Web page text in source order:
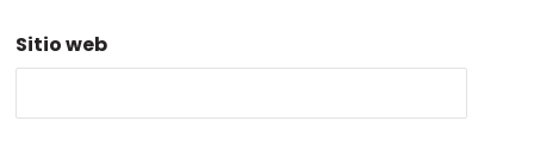
Sitio web